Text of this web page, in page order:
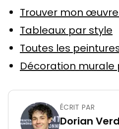
Trouver mon
Tableaux par style
Toutes les
Décoration murale
ÉCRIT PAR
Dorian